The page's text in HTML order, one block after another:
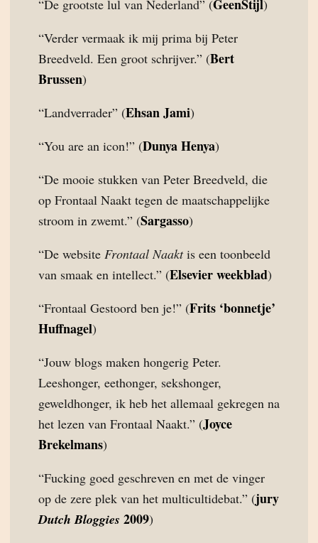
“De grootste lul van Nederland” (GeenStijl)
“Verder vermaak ik mij prima bij Peter
Breedveld. Een groot schrijver.” (Bert
Brussen)
“Landverrader” (Ehsan Jami)
“You are an icon!” (Dunya Henya)
“De mooie stukken van Peter Breedveld, die
op Frontaal Naakt tegen de maatschappelijke
stroom in zwemt.” (Sargasso)
“De website Frontaal Naaktis een toonbeeld
van smaak en intellect.” (Elsevier weekblad)
“Frontaal Gestoord ben je!” (Frits ‘bonnetje’
Huffnagel)
“Jouw blogs maken hongerig Peter.
Leeshonger, eethonger, sekshonger,
geweldhonger, ik heb het allemaal gekregen na
het lezen van Frontaal Naakt.” (Joyce
Brekelmans)
“Fucking goed geschreven en met de vinger
op de zere plek van het multicultidebat.” (jury
Dutch Bloggies 2009)